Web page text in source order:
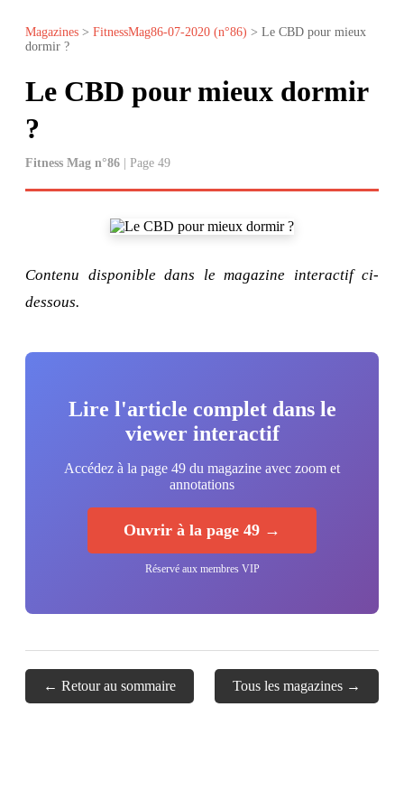
Magazines > FitnessMag86-07-2020 (n°86) > Le CBD pour mieux
dormir ?
Le CBD pour mieux dormir
?
Fitness Mag n°86 | Page 49
Contenu disponible dans le magazine interactif ci-
dessous.
Lire l'article complet dans le
viewer interactif
Accédez à la page 49 du magazine avec zoom et
annotations
Ouvrir à la page 49 →
Réservé aux membres VIP
← Retour au sommaire Tous les magazines →